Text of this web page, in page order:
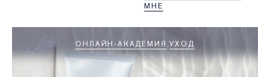
МНЕ
ОНЛАЙН-АКАДЕМИЯ УХОД